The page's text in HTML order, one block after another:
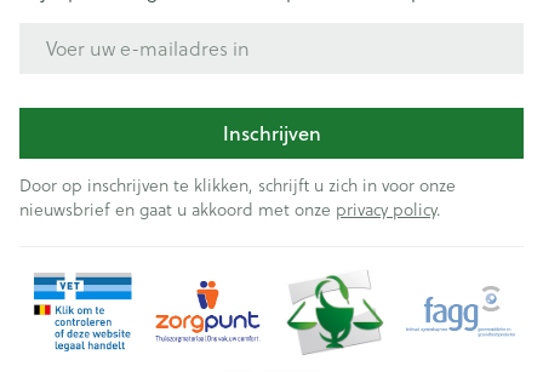
Inschrijven
Door op inschrijven te klikken, schrijft u zich in voor onze
nieuwsbrief en gaat u akkoord met onze privacy policy.